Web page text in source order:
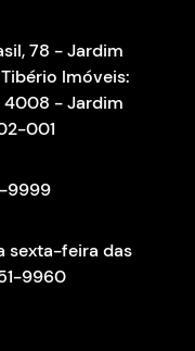
78 - Jardim
Imóveis:
4008 - Jardim
001
9999
sexta-feira das
9960